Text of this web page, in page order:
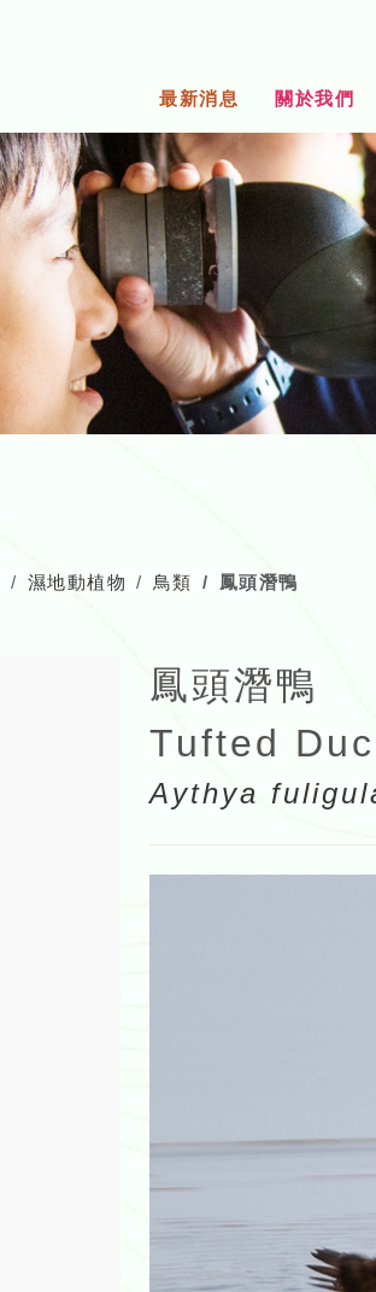
最新消息 關於我們
濕地動植物 鳥類 鳳頭潛鴨
鳳頭潛鴨
Tufted
Aythya